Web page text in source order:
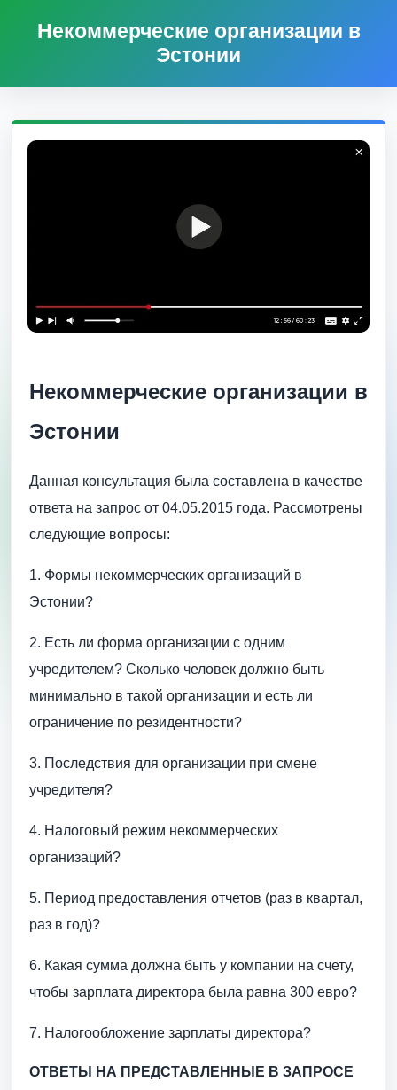
Некоммерческие организации в
Эстонии
Некоммерческие организации в
Эстонии
Данная консультация была составлена в качестве
ответа на запрос от 04.05.2015 года. Рассмотрены
следующие вопросы:
1. Формы некоммерческих организаций в
Эстонии?
2. Есть ли форма организации с одним
учредителем? Сколько человек должно быть
минимально в такой организации и есть ли
ограничение по резидентности?
3. Последствия для организации при смене
учредителя?
4. Налоговый режим некоммерческих
организаций?
5. Период предоставления отчетов (раз в квартал,
раз в год)?
6. Какая сумма должна быть у компании на счету,
чтобы зарплата директора была равна 300 евро?
7. Налогообложение зарплаты директора?
ОТВЕТЫ НА ПРЕДСТАВЛЕННЫЕ В ЗАПРОСЕ